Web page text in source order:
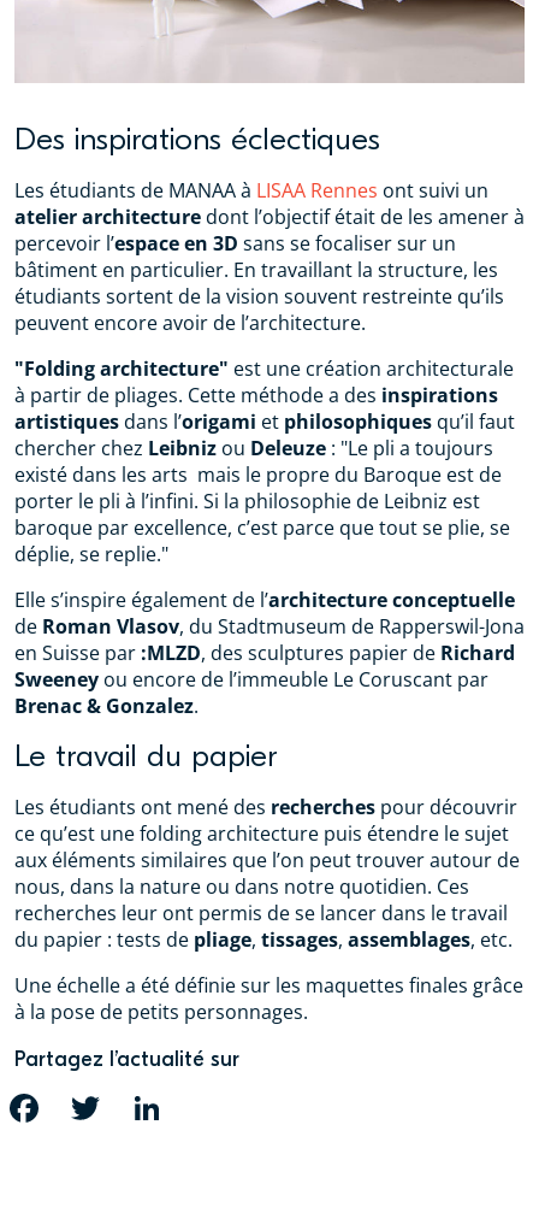
Des inspirations éclectiques
Les étudiants de MANAA à LISAA Rennes ont suivi un
atelier architecturedont l’objectif était de les amener à
percevoir l’espace en 3D sans se focaliser sur un
bâtiment en particulier. En travaillant la structure, les
étudiants sortent de la vision souvent restreinte qu’ils
peuvent encore avoir de l’architecture.
"Folding architecture" est une création architecturale
à partir de pliages. Cette méthode a des inspirations
artistiquesdans l’origami et philosophiques qu’il faut
chercher chez Leibniz ou Deleuze : "Le pli a toujours
existé dans les arts mais le propre du Baroque est de
porter le pli à l’infini. Si la philosophie de Leibniz est
baroque par excellence, c’est parce que tout se plie, se
déplie, se replie."
Elle s’inspire également de l’architecture conceptuelle
de Roman Vlasov, du Stadtmuseum de Rapperswil-Jona
en Suisse par :MLZD, des sculptures papier de Richard
Sweeney ou encore de l’immeuble Le Coruscant par
Brenac & Gonzalez.
Le travail du papier
Les étudiants ont mené des recherches pour découvrir
ce qu’est une folding architecture puis étendre le sujet
aux éléments similaires que l’on peut trouver autour de
nous, dans la nature ou dans notre quotidien. Ces
recherches leur ont permis de se lancer dans le travail
du papier : tests de pliage, tissages, assemblages, etc.
Une échelle a été définie sur les maquettes finales grâce
à la pose de petits personnages.
Partagez l’actualité sur
FACEBOOK TWITTER